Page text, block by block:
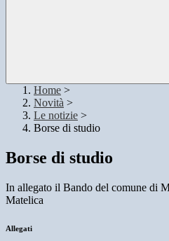
Home >
Novità >
Le notizie >
Borse di studio
Borse di studio
In allegato il Bando del comune di
Matelica
Allegati